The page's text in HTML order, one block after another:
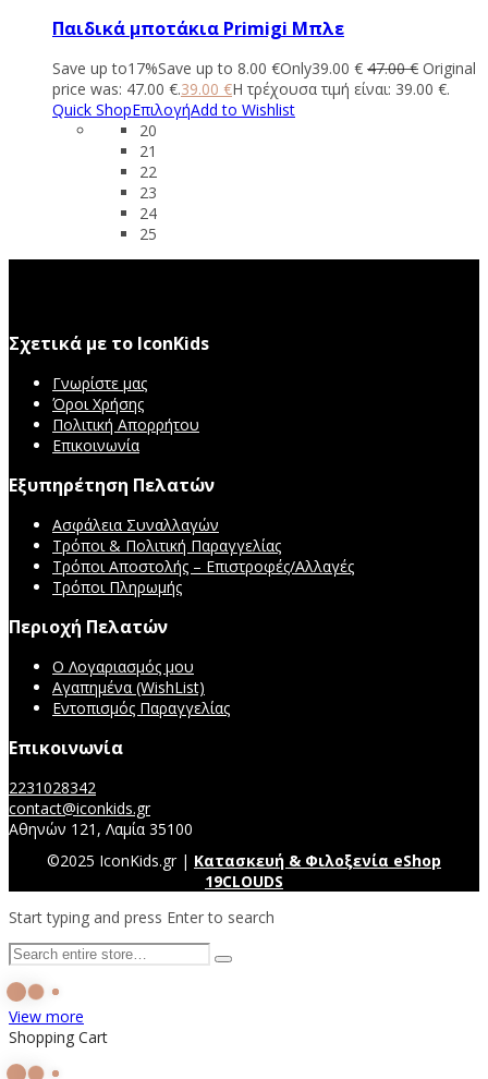
Παιδικά μποτάκια Primigi Μπλε
Save up to17%Save up to 8.00 €Only39.00 € 47.00€ Original
price was: 47.00 €.39.00 €Η τρέχουσα τιμή είναι: 39.00 €.
Quick ShopΕπιλογήAdd to Wishlist
20
21
22
23
24
25
Σχετικά με το IconKids
Γνωρίστε μας
Όροι Χρήσης
Πολιτική Απορρήτου
Επικοινωνία
Εξυπηρέτηση Πελατών
Ασφάλεια Συναλλαγών
Τρόποι & Πολιτική Παραγγελίας
Τρόποι Αποστολής – Επιστροφές/Αλλαγές
Τρόποι Πληρωμής
Περιοχή Πελατών
Ο Λογαριασμός μου
Αγαπημένα (WishList)
Εντοπισμός Παραγγελίας
Επικοινωνία
2231028342
contact@iconkids.gr
Αθηνών 121, Λαμία 35100
©2025 IconKids.gr | Κατασκευή & Φιλοξενία eShop
19CLOUDS
Start typing and press Enter to search
View more
Shopping Cart